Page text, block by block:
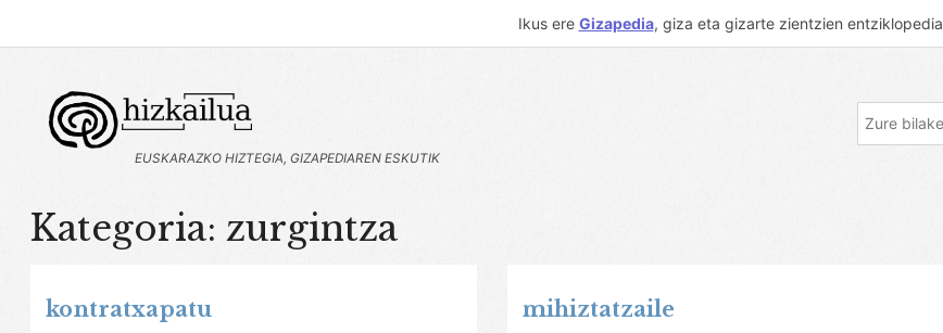
Ikus ere Gizapedia, giza eta gizarte zientzien entziklopedia
EUSKARAZKO HIZTEGIA, GIZAPEDIAREN ESKUTIK
Kategoria: zurgintza
kontratxapatu mihiztatzaile